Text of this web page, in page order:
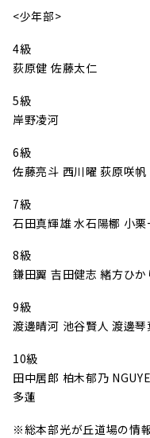
<少年部>
4級
荻原健 佐藤太仁
5級
岸野凌河
6級
佐藤亮斗 西川曜 荻原咲帆
7級
石田真輝雄 水石陽梛 小
8級
鎌田翼 吉田健志 緒方ひ
9級
渡邊晴河 池谷賢人 渡邊
10級
田中居郎 柏木郁乃
多蓮
※総本部光が丘道場の情